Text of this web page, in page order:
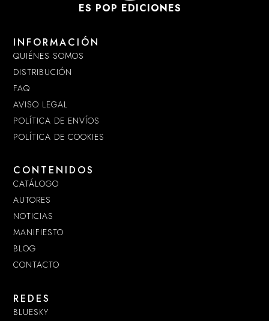
ES POP EDICIONES
INFORMACIÓN
QUIÉNES SOMOS
DISTRIBUCIÓN
FAQ
AVISO LEGAL
POLÍTICA DE ENVÍOS
POLÍTICA DE COOKIES
CONTENIDOS
CATÁLOGO
AUTORES
NOTICIAS
MANIFIESTO
BLOG
CONTACTO
REDES
BLUESKY